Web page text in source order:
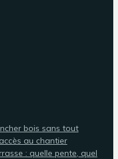
bois sans tout
au chantier
: quelle pente, quel